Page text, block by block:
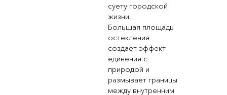
суету городской
жизни.
Большая площадь
остекления
создает эффект
единения с
природой и
размывает границы
между внутренним